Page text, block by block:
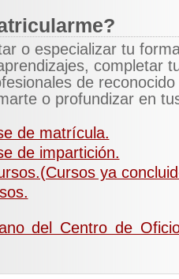
o especializar tu
completar
de
o profundizar en
de matrícula.
de impartición.
ya
del Centro de